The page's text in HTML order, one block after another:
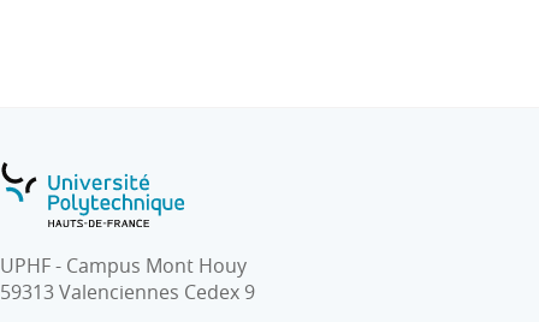
UPHF - Campus Mont Houy
59313 Valenciennes Cedex 9